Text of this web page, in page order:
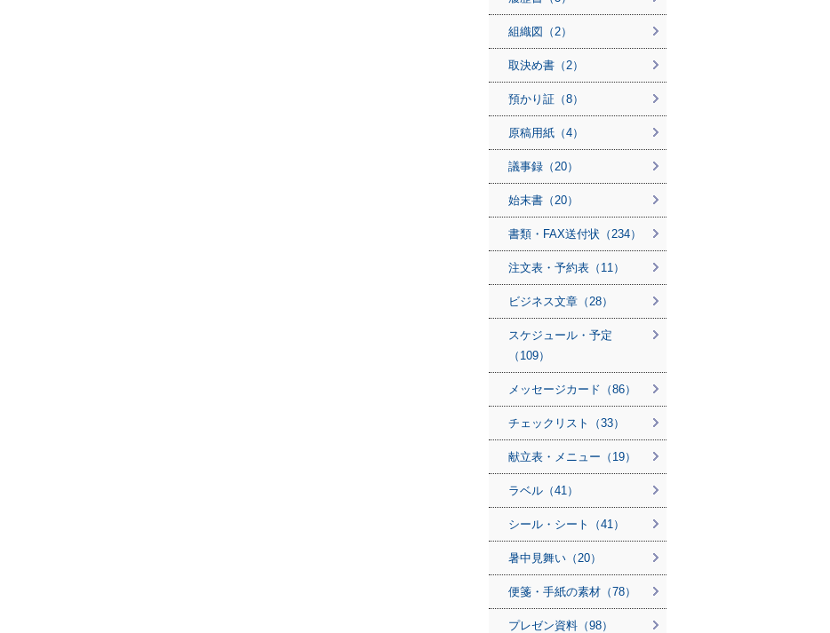
組織図（2）
取決め書（2）
預かり証（8）
原稿用紙（4）
議事録（20）
始末書（20）
書類・FAX送付状（234）
注文表・予約表（11）
ビジネス文章（28）
スケジュール・予定
（109）
メッセージカード（86）
チェックリスト（33）
献立表・メニュー（19）
ラベル（41）
シール・シート（41）
暑中見舞い（20）
便箋・手紙の素材（78）
プレゼン資料（98）